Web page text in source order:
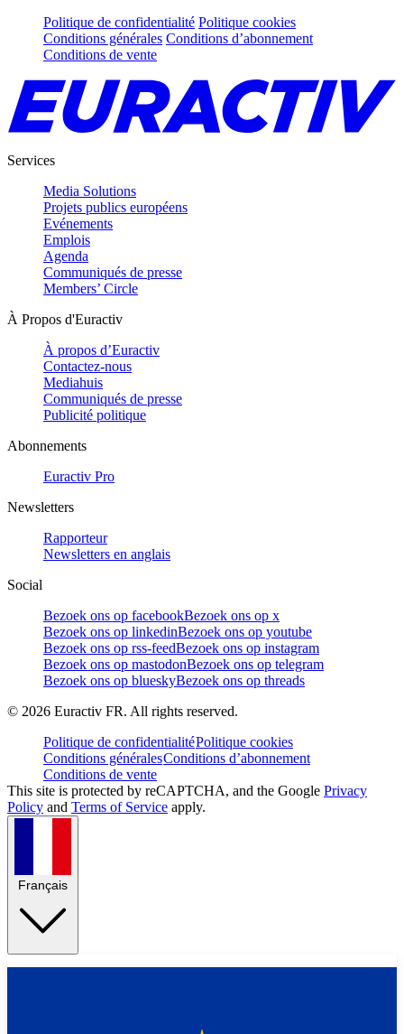
Politique de confidentialité Politique cookies
Conditions générales Conditions d’abonnement
Conditions de vente
Services
Media Solutions
Projets publics européens
Evénements
Emplois
Agenda
Communiqués de presse
Members’ Circle
À Propos d'Euractiv
À propos d’Euractiv
Contactez-nous
Mediahuis
Communiqués de presse
Publicité politique
Abonnements
Euractiv Pro
Newsletters
Rapporteur
Newsletters en anglais
Social
Bezoek ons op facebookBezoek ons op x
Bezoek ons op linkedinBezoek ons op youtube
Bezoek ons op rss-feedBezoek ons op instagram
Bezoek ons op mastodonBezoek ons op telegram
Bezoek ons op blueskyBezoek ons op threads
© 2026 Euractiv FR. All rights reserved.
Politique de confidentialitéPolitique cookies
Conditions généralesConditions d’abonnement
Conditions de vente
This site is protected by reCAPTCHA, and the Google Privacy
Policy and Terms of Service apply.
Français